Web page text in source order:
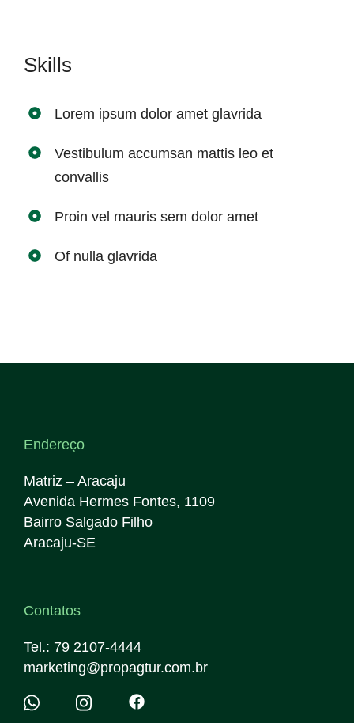
Skills
Lorem ipsum dolor amet glavrida
Vestibulum accumsan mattis leo et
convallis
Proin vel mauris sem dolor amet
Of nulla glavrida
Endereço
Matriz – Aracaju
Avenida Hermes Fontes, 1109
Bairro Salgado Filho
Aracaju-SE
Contatos
Tel.: 79 2107-4444
marketing@propagtur.com.br